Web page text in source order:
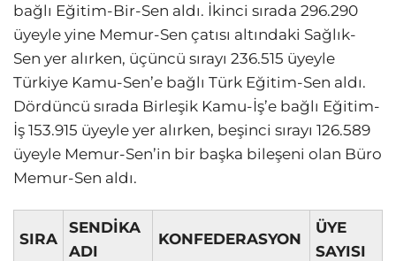
bağlı Eğitim-Bir-Sen aldı. İkinci sırada 296.290
üyeyle yine Memur-Sen çatısı altındaki Sağlık-
Sen yer alırken, üçüncü sırayı 236.515 üyeyle
Türkiye Kamu-Sen’e bağlı Türk Eğitim-Sen aldı.
Dördüncü sırada Birleşik Kamu-İş’e bağlı Eğitim-
İş 153.915 üyeyle yer alırken, beşinci sırayı 126.589
üyeyle Memur-Sen’in bir başka bileşeni olan Büro
Memur-Sen aldı.
SIRA
SENDİKA
ADI
KONFEDERASYON
ÜYE
SAYISI